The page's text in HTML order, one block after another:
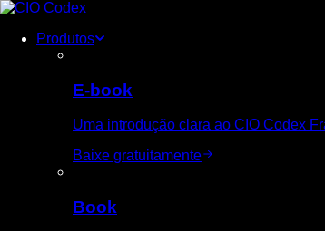
Skip
contentProdutos
E-book
Uma introdução clara ao CIO Codex
Baixe gratuitamente
Book